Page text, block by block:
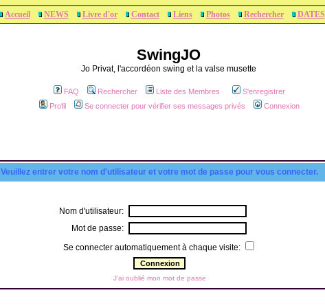
Accueil NEWS Livre d'or Contact Liens Photos Rechercher DATES
SwingJO
Jo Privat, l'accordéon swing et la valse musette
FAQ Rechercher Liste des Membres
S'enregistrer
Profil
Se connecter pour vérifier ses messages privés Connexion
Veuillez entrer votre nom d'utilisateur et votre mot de passe pour vous connecter.
Nom d'utilisateur:
Mot de passe:
Se connecter automatiquement à chaque visite:
J'ai oublié mon mot de passe